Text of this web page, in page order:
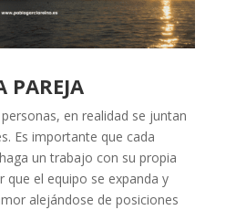
en realidad se juntan
Es importante que cada
un trabajo con su propia
que el equipo se expanda y
alejándose de posiciones